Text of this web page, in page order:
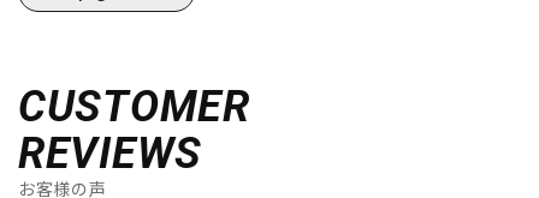
CUSTOMER
REVIEWS
お客様の声